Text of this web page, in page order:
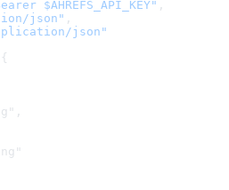
$AHREFS_API_KEY" ,
json" ,
json"
{